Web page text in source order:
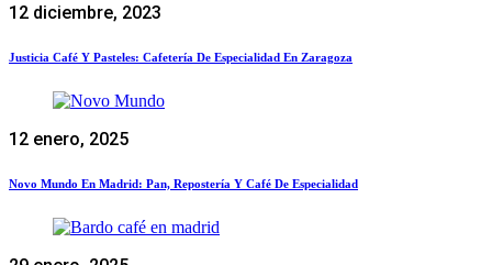
12 diciembre, 2023
Justicia Café Y Pasteles: Cafetería De Especialidad En Zaragoza
12 enero, 2025
Novo Mundo En Madrid: Pan, Repostería Y Café De Especialidad